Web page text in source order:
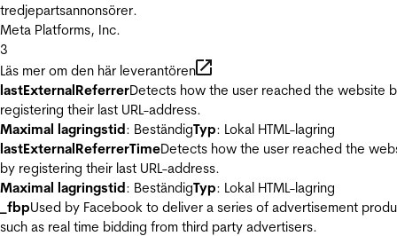
tredjepartsannonsörer.
Meta Platforms, Inc.
3
Läs mer om den här leverantören
lastExternalReferrerDetects how the user reached the website
registering their last URL-address.
Maximal lagringstid: BeständigTyp: Lokal HTML-lagring
lastExternalReferrerTimeDetects how the user reached the
by registering their last URL-address.
Maximal lagringstid: BeständigTyp: Lokal HTML-lagring
_fbpUsed by Facebook to deliver a series of advertisement
such as real time bidding from third party advertisers.